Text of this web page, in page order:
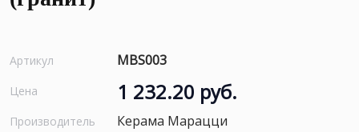
Артикул MBS003
Цена 1 232.20 руб.
Производитель Керама Марацци